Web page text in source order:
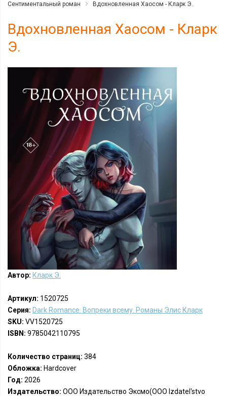
Сентиментальный роман
Вдохновленная Хаосом - Кларк Э.
Вдохновленная Хаосом - Кларк
Э.
Автор: Кларк Э.
Артикул: 1520725
Серия: Dark Romance. Вопреки всему. Романы Элис Кларк
SKU: VV1520725
ISBN: 9785042110795
Количество страниц: 384
Обложка: Hardcover
Год: 2026
Издательство: ООО Издательство Эксмо(OOO Izdatel'stvo